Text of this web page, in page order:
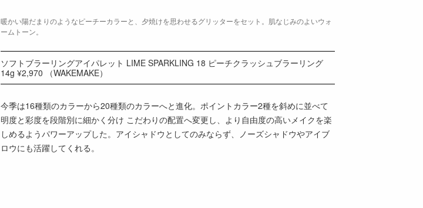
暖かい陽だまりのようなピーチーカラーと、夕焼けを思わせるグリッターをセット。肌なじみのよいウォ
ームトーン。
ソフトブラーリングアイパレット LIME SPARKLING 18 ピーチクラッシュブラーリング
14g ¥2,970 （WAKEMAKE）
今季は16種類のカラーから20種類のカラーへと進化。ポイントカラー2種を斜めに並べて
明度と彩度を段階別に細かく分け こだわりの配置へ変更し、より自由度の高いメイクを楽
しめるようパワーアップした。アイシャドウとしてのみならず、ノーズシャドウやアイブ
ロウにも活躍してくれる。